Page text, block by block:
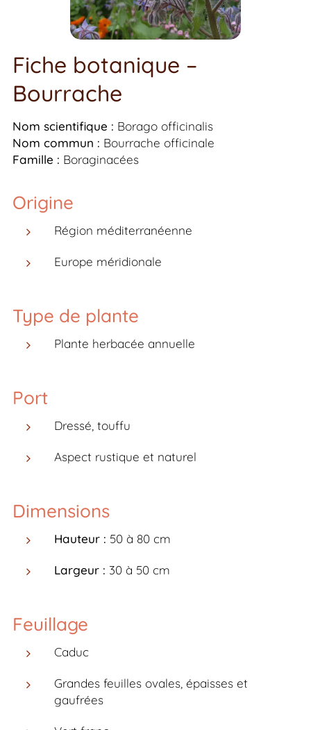
Fiche botanique –
Bourrache
Nom scientifique : Borago officinalis
Nom commun : Bourrache officinale
Famille : Boraginacées
Origine
Région méditerranéenne
Europe méridionale
Type de plante
Plante herbacée annuelle
Port
Dressé, touffu
Aspect rustique et naturel
Dimensions
Hauteur : 50 à 80 cm
Largeur : 30 à 50 cm
Feuillage
Caduc
Grandes feuilles ovales, épaisses et
gaufrées